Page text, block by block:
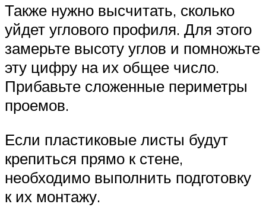
Также нужно высчитать, сколько
уйдет углового профиля. Для этого
замерьте высоту углов и помножьте
эту цифру на их общее число.
Прибавьте сложенные периметры
проемов.
Если пластиковые листы будут
крепиться прямо к стене,
необходимо выполнить подготовку
к их монтажу.